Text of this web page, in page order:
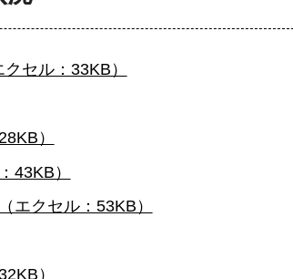
セル：33KB）
）
43KB）
エクセル：53KB）
）